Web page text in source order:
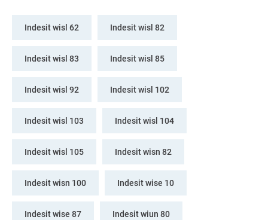
Indesit wisl 62 Indesit wisl 82
Indesit wisl 83 Indesit wisl 85
Indesit wisl 92 Indesit wisl 102
Indesit wisl 103 Indesit wisl 104
Indesit wisl 105 Indesit wisn 82
Indesit wisn 100 Indesit wise 10
Indesit wise 87 Indesit wiun 80